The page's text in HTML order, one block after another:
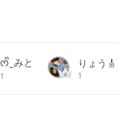
ᰔᩚ ̫ みと
1
りょう🎸
1